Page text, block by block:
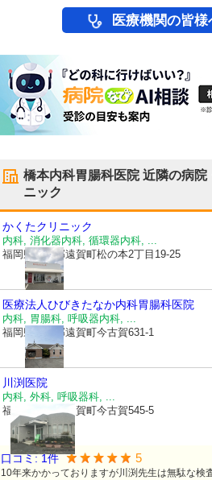
医療機関の皆様
橋本内科胃腸科医院近隣の病院
ニック
かくたクリニック
内科, 消化器内科, 循環器内科, ...
福岡県遠賀郡遠賀町松の本2丁目19-25
医療法人ひびき たなか内科胃腸科医院
内科, 胃腸科, 呼吸器内科, ...
福岡県遠賀郡遠賀町今古賀631-1
川渕医院
内科, 外科, 呼吸器科, ...
福岡県遠賀郡遠賀町今古賀545-5
口コミ: 1件 5
10年来かかっておりますが川渕先生は無駄な検